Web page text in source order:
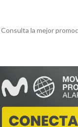
Consulta la mejor